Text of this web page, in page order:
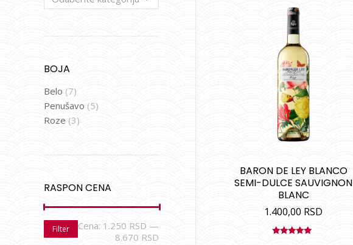
BARON DE LEY BLANCO
SEMI-DULCE SAUVIGNON
BLANC
1.400,00 RSD
BOJA
Belo (7)
Penušavo (5)
Roze (3)
RASPON CENA
Filter Cena: 1.250 RSD —
8.670 RSD